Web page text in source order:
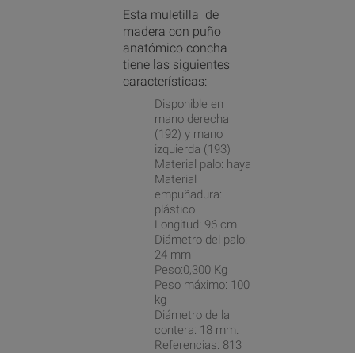
Esta muletilla de
madera con puño
anatómico concha
tiene las siguientes
características:
Disponible en
mano derecha
(192) y mano
izquierda (193)
Material palo: haya
Material
empuñadura:
plástico
Longitud: 96 cm
Diámetro del palo:
24 mm
Peso:0,300 Kg
Peso máximo: 100
kg
Diámetro de la
contera: 18 mm.
Referencias: 813